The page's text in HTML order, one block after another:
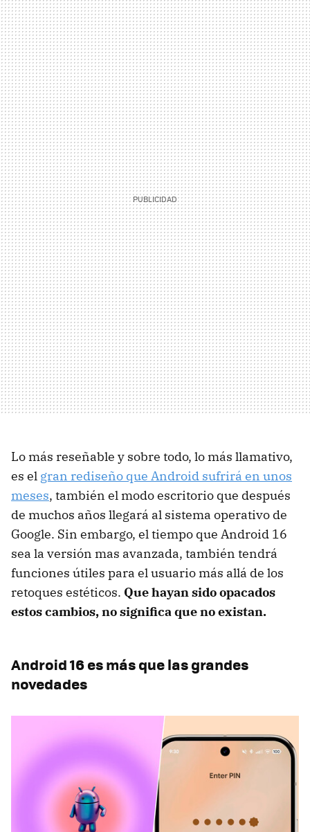
Lo más reseñable y sobre todo, lo más llamativo,
es el gran rediseño que Android sufrirá en unos
meses, también el modo escritorio que después
de muchos años llegará al sistema operativo de
Google. Sin embargo, el tiempo que Android 16
sea la versión mas avanzada, también tendrá
funciones útiles para el usuario más allá de los
retoques estéticos. Que hayan sido opacados
estos cambios, no significa que no existan.
Android 16 es más que las grandes
novedades